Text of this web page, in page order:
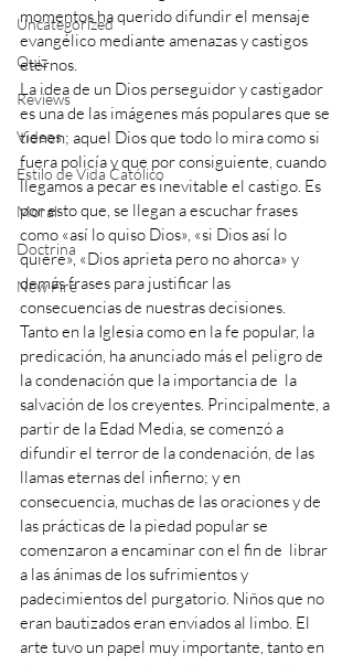
Uncategorized
Quiz
Reviews
Videos
Estilo de Vida Católico
Moral
Doctrina
New Fire
momentos ha querido difundir el mensaje
evangélico mediante amenazas y castigos
eternos.
La idea de un Dios perseguidor y castigador
es una de las imágenes más populares que se
tienen; aquel Dios que todo lo mira como si
fuera policía y que por consiguiente, cuando
llegamos a pecar es inevitable el castigo. Es
por esto que, se llegan a escuchar frases
como «así lo quiso Dios», «si Dios así lo
quiere», «Dios aprieta pero no ahorca» y
demás frases para justificar las
consecuencias de nuestras decisiones.
Tanto en la Iglesia como en la fe popular, la
predicación, ha anunciado más el peligro de
la condenación que la importancia de  la
salvación de los creyentes. Principalmente, a
partir de la Edad Media, se comenzó a
difundir el terror de la condenación, de las
llamas eternas del infierno; y en
consecuencia, muchas de las oraciones y de
las prácticas de la piedad popular se
comenzaron a encaminar con el fin de  librar
a las ánimas de los sufrimientos y
padecimientos del purgatorio. Niños que no
eran bautizados eran enviados al limbo. El
arte tuvo un papel muy importante, tanto en